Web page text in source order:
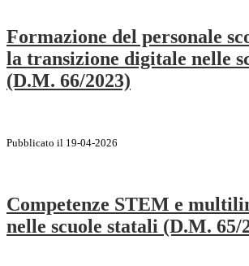
Formazione del personale
la transizione digitale nelle
(D.M. 66/2023)
Pubblicato il 19-04-2026
Competenze STEM e
nelle scuole statali (D.M. 65/